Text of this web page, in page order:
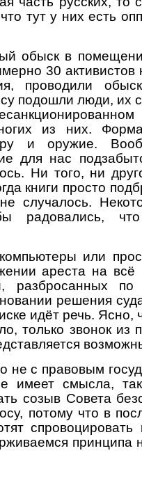
тут у них есть
обыск в
30 активистов
проводили
подошли люди, их
из них.
и оружие.
для нас
Ни того, ни
книги просто
случалось.
радовались,
или
ареста на
по
решения
идёт речь. Ясно,
только звонок из
не с правовым
имеет смысла,
созыв Совета
потому что в
спровоцировать
принципа